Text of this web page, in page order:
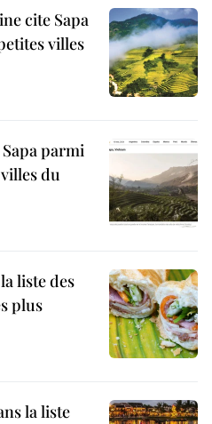
cite Sapa
villes
parmi
du
liste des
plus
la liste